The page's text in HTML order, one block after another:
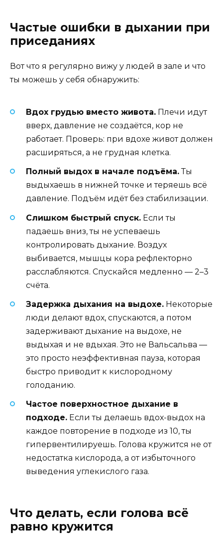
Частые ошибки в дыхании при
приседаниях
Вот что я регулярно вижу у людей в зале и что
ты можешь у себя обнаружить:
Вдох грудью вместо живота. Плечи идут
вверх, давление не создаётся, кор не
работает. Проверь: при вдохе живот должен
расширяться, а не грудная клетка.
Полный выдох в начале подъёма.Ты
выдыхаешь в нижней точке и теряешь всё
давление. Подъём идёт без стабилизации.
Слишком быстрый спуск. Если ты
падаешь вниз, ты не успеваешь
контролировать дыхание. Воздух
выбивается, мышцы кора рефлекторно
расслабляются. Спускайся медленно — 2–3
счёта.
Задержка дыхания на выдохе. Некоторые
люди делают вдох, спускаются, а потом
задерживают дыхание на выдохе, не
выдыхая и не вдыхая. Это не Вальсальва —
это просто неэффективная пауза, которая
быстро приводит к кислородному
голоданию.
Частое поверхностное дыхание в
подходе. Если ты делаешь вдох-выдох на
каждое повторение в подходе из 10, ты
гипервентилируешь. Голова кружится не от
недостатка кислорода, а от избыточного
выведения углекислого газа.
Что делать, если голова всё
равно кружится